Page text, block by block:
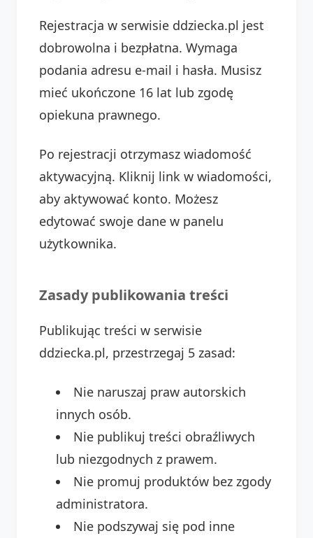
Rejestracja w serwisie ddziecka.pl jest
dobrowolna i bezpłatna. Wymaga
podania adresu e-mail i hasła. Musisz
mieć ukończone 16 lat lub zgodę
opiekuna prawnego.
Po rejestracji otrzymasz wiadomość
aktywacyjną. Kliknij link w wiadomości,
aby aktywować konto. Możesz
edytować swoje dane w panelu
użytkownika.
Zasady publikowania treści
Publikując treści w serwisie
ddziecka.pl, przestrzegaj 5 zasad:
Nie naruszaj praw autorskich
innych osób.
Nie publikuj treści obraźliwych
lub niezgodnych z prawem.
Nie promuj produktów bez zgody
administratora.
Nie podszywaj się pod inne